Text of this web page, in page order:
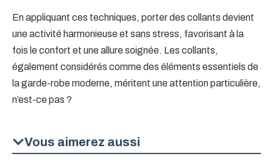
En appliquant ces techniques, porter des collants devient
une activité harmonieuse et sans stress, favorisant à la
fois le confort et une allure soignée. Les collants,
également considérés comme des éléments essentiels de
la garde-robe moderne, méritent une attention particulière,
n’est-ce pas ?
Vous aimerez aussi